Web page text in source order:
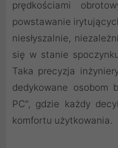
prędkościami
powstawanie
niesłyszalnie,
się w stanie
Taka precyzja
dedykowane osobom
PC", gdzie każdy
komfortu użytkowania.